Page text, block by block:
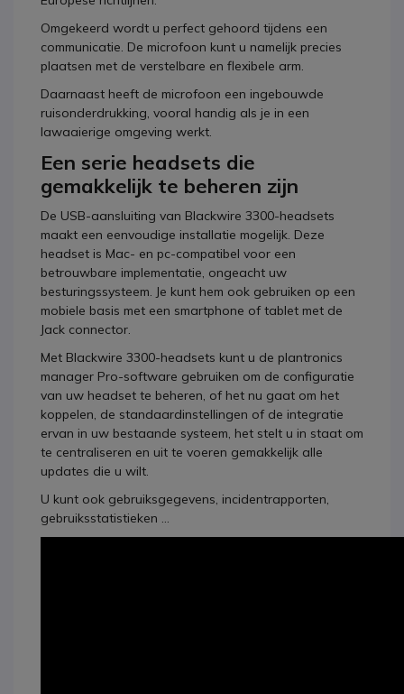
Omgekeerd wordt u perfect gehoord tijdens een
communicatie. De microfoon kunt u namelijk precies
plaatsen met de verstelbare en flexibele arm.
Daarnaast heeft de microfoon een ingebouwde
ruisonderdrukking, vooral handig als je in een
lawaaierige omgeving werkt.
Een serie headsets die
gemakkelijk te beheren zijn
De USB-aansluiting van Blackwire 3300-headsets
maakt een eenvoudige installatie mogelijk. Deze
headset is Mac- en pc-compatibel voor een
betrouwbare implementatie, ongeacht uw
besturingssysteem. Je kunt hem ook gebruiken op een
mobiele basis met een smartphone of tablet met de
Jack connector.
Met Blackwire 3300-headsets kunt u de plantronics
manager Pro-software gebruiken om de configuratie
van uw headset te beheren, of het nu gaat om het
koppelen, de standaardinstellingen of de integratie
ervan in uw bestaande systeem, het stelt u in staat om
te centraliseren en uit te voeren gemakkelijk alle
updates die u wilt.
U kunt ook gebruiksgegevens, incidentrapporten,
gebruiksstatistieken ...